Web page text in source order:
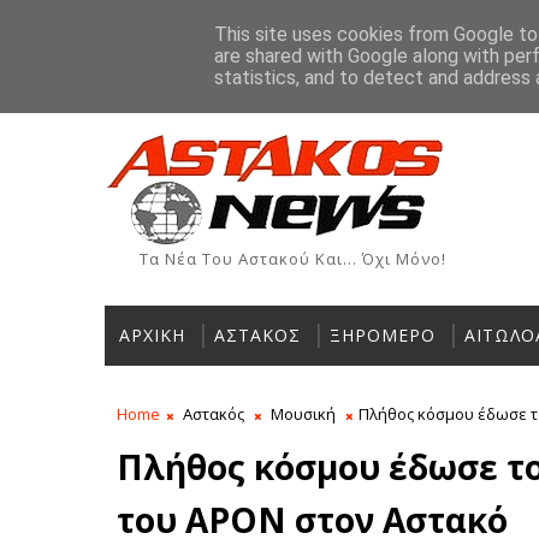
Ιστορία Χρήσιμα Τηλέφωνα Αγγελίες
ΡΟΗ ΕΙΔΗΣΕΩΝ
ΞΗΡΌΜΕΡΟ Βλάβη στην ύδρευση της
Τα Νέα Του Αστακού Και... Όχι Μόνο!
ΑΡΧΙΚΗ ΑΣΤΑΚΟΣ ΞΗΡΟΜΕΡΟ
Home Αστακός Μουσική Πλήθος κόσμου έδωσε
Πλήθος κόσμου έδωσε
του APON στον Αστακό
This site uses cookies from Google
are shared with Google along with
statistics, and to detect and address